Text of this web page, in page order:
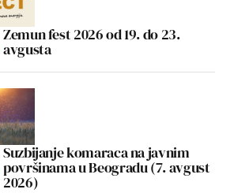
Zemun fest 2026 od 19. do 23.
avgusta
Suzbijanje komaraca na javnim
površinama u Beogradu (7. avgust
2026)